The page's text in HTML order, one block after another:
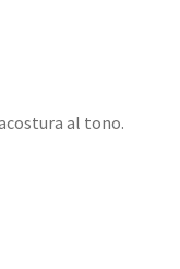
al tono.